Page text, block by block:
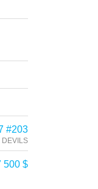
#203
DEVILS
500 $